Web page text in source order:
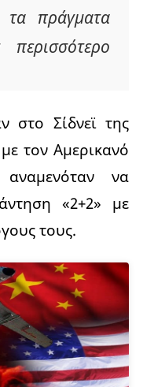
πράγματα
στο Σίδνεϊ της
τον Αμερικανό
να
«2+2» με
τους.